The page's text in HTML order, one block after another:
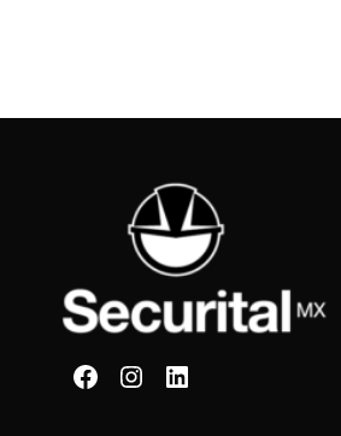
Securital en Facebook
Securital en Instagram
Securital en Linkedin